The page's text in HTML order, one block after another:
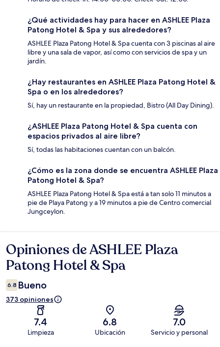
¿Qué actividades hay para hacer en ASHLEE Plaza
Patong Hotel & Spa y sus alrededores?
ASHLEE Plaza Patong Hotel & Spa cuenta con 3 piscinas al aire
libre y una sala de vapor, así como con servicios de spa y un
jardín.
¿Hay restaurantes en ASHLEE Plaza Patong Hotel &
Spa o en los alrededores?
Sí, hay un restaurante en la propiedad, Bistro (All Day Dining).
¿ASHLEE Plaza Patong Hotel & Spa cuenta con
espacios privados al aire libre?
Sí, todas las habitaciones cuentan con un balcón.
¿Cómo es la zona donde se encuentra ASHLEE Plaza
Patong Hotel & Spa?
ASHLEE Plaza Patong Hotel & Spa está a tan solo 11 minutos a
pie de Playa Patong y a 19 minutos a pie de Centro comercial
Jungceylon.
Opiniones
Opiniones de ASHLEE Plaza
Patong Hotel & Spa
6.8 Bueno
373 opiniones
7.4
Limpieza
6.8
Ubicación
7.0
Servicio y personal